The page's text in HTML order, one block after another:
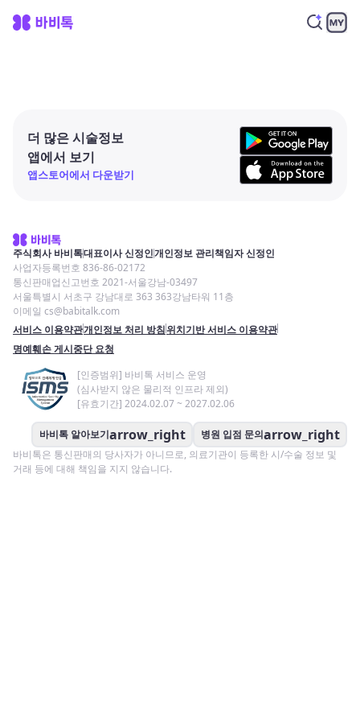
더 많은 시술정보
앱에서 보기
앱스토어에서 다운받기
주식회사 바비톡대표이사 신정인개인정보 관리책임자 신정인
사업자등록번호 836-86-02172
통신판매업신고번호 2021-서울강남-03497
서울특별시 서초구 강남대로 363 363강남타워 11층
이메일 cs@babitalk.com
서비스 이용약관개인정보 처리 방침위치기반 서비스 이용약관
명예훼손 게시중단 요청
[인증범위] 바비톡 서비스 운영
(심사받지 않은 물리적 인프라 제외)
[유효기간] 2024.02.07 ~ 2027.02.06
바비톡 알아보기arrow_right 병원 입점 문의arrow_right
바비톡은 통신판매의 당사자가 아니므로, 의료기관이 등록한 시/수술 정보 및
거래 등에 대해 책임을 지지 않습니다.